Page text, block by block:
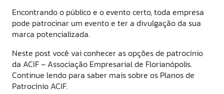
Encontrando o público e o evento certo, toda empresa
pode patrocinar um evento e ter a divulgação da sua
marca potencializada.
Neste post você vai conhecer as opções de patrocínio
da ACIF – Associação Empresarial de Florianópolis.
Continue lendo para saber mais sobre os Planos de
Patrocínio ACIF.